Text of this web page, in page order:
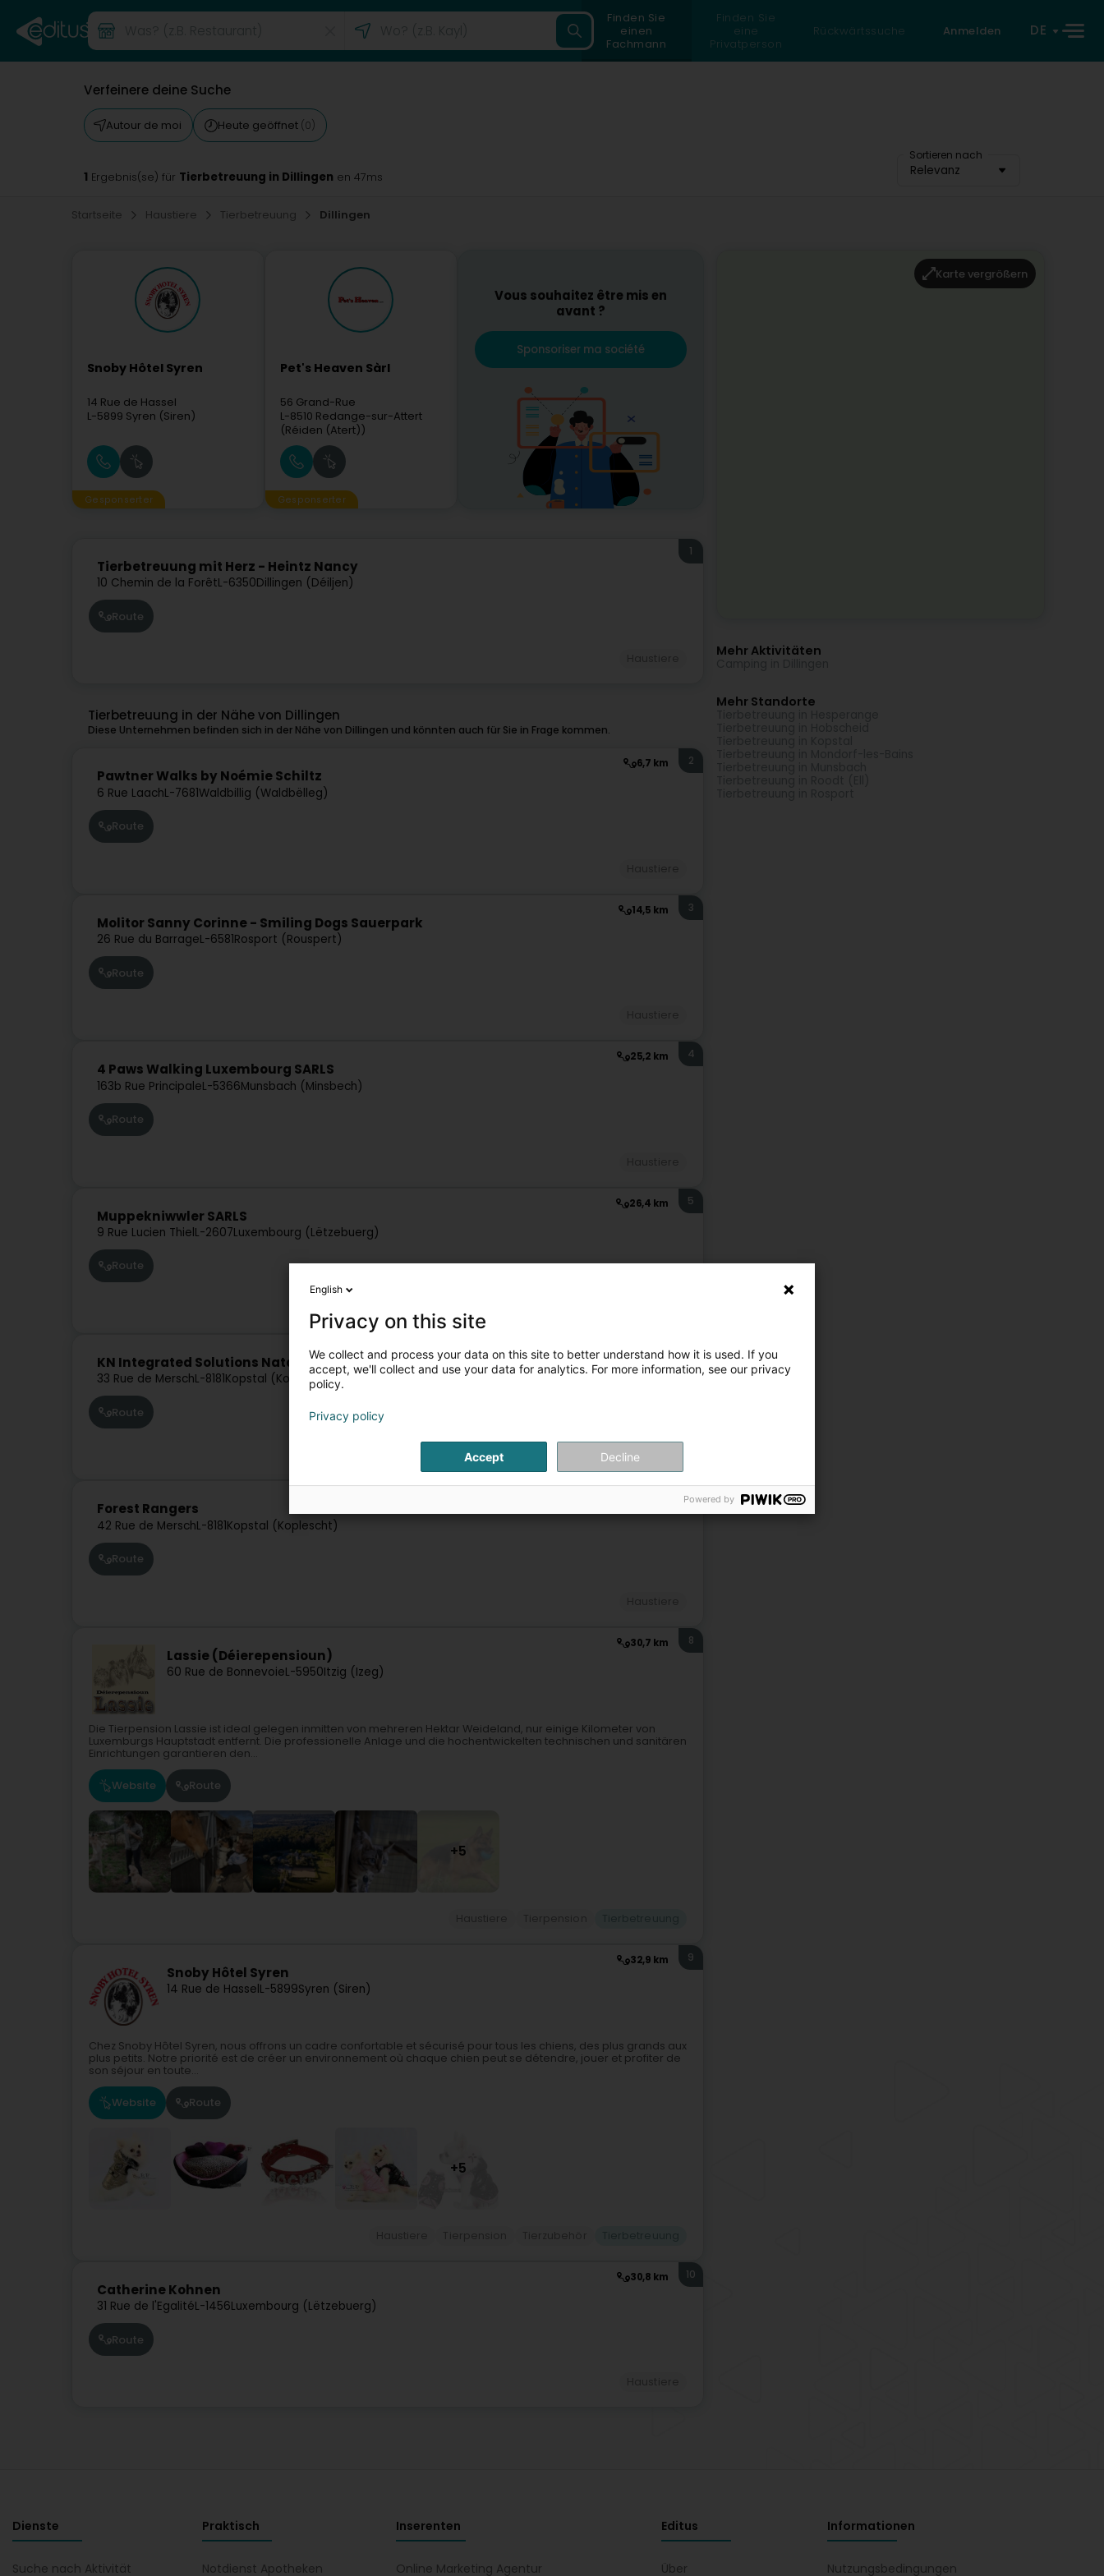
Finden Sie
einen
Fachmann
Finden Sie
eine
Privatperson
Rückwärtssuche Anmelden DE
Verfeinere deine Suche
Autour de moi Heute geöffnet (0)
Sortieren nach
Relevanz
1 Ergebnis(se) für Tierbetreuung in Dillingen en 47ms
Startseite Haustiere Tierbetreuung Dillingen
Snoby Hôtel Syren
14 Rue de Hassel
L-5899 Syren (Siren)
Gesponserter
Pet's Heaven Sàrl
56 Grand-Rue
L-8510 Redange-sur-Attert
(Réiden (Atert))
Gesponserter
Vous souhaitez être mis en
avant ?
Sponsoriser ma société
Tierbetreuung mit Herz - Heintz Nancy
10 Chemin de la ForêtL-6350Dillingen (Déiljen)
1
Route
Tierbetreuung in der Nähe von Dillingen
Diese Unternehmen befinden sich in der Nähe von Dillingen und könnten auch für Sie in Frage kommen.
6,7 km
Pawtner Walks by Noémie Schiltz
6 Rue LaachL-7681Waldbillig (Waldbëlleg)
2
Route
14,5 km
Molitor Sanny Corinne - Smiling Dogs Sauerpark
26 Rue du BarrageL-6581Rosport (Rouspert)
3
Route
25,2 km
4 Paws Walking Luxembourg SARLS
163b Rue PrincipaleL-5366Munsbach (Minsbech)
4
Route
26,4 km
Muppekniwwler SARLS
9 Rue Lucien ThielL-2607Luxembourg (Lëtzebuerg)
5
Route
27,1 km
KN Integrated Solutions Natalia Zaradzka
33 Rue de MerschL-8181Kopstal (Koplescht)
Route
Haustiere
Forest Rangers
42 Rue de MerschL-8181Kopstal (Koplescht)
7
Route
30,7 km
Lassie (Déierepensioun)
60 Rue de BonnevoieL-5950Itzig (Izeg)
8
Die Tierpension Lassie ist ideal gelegen inmitten von mehreren Hektar Weideland, nur einige Kilometer von
Luxemburgs Hauptstadt entfernt. Die professionelle Anlage und die hochentwickelten technischen und sanitären
Einrichtungen garantieren den...
Website Route
+5
32,9 km
Snoby Hôtel Syren
14 Rue de HasselL-5899Syren (Siren)
9
Chez Snoby Hôtel Syren, nous offrons un cadre confortable et sécurisé pour tous les chiens, des plus grands aux
plus petits. Notre priorité est de créer un environnement où chaque chien peut se détendre, jouer et profiter de
son séjour en toute...
Website Route
+5
30,8 km
Catherine Kohnen
31 Rue de l'EgalitéL-1456Luxembourg (Lëtzebuerg)
10
Route
Karte vergrößern
Mehr Aktivitäten
Mehr Standorte
Dienste
Suche nach Aktivität
Praktisch
Notdienst Apotheken
Inserenten
Online Marketing Agentur
Editus
Über
Informationen
Nutzungsbedingungen
English
Privacy on this site
We collect and process your data on this site to better understand how it is used. If you
accept, we'll collect and use your data for analytics. For more information, see our privacy
policy.
Privacy policy
Accept Decline
Powered by